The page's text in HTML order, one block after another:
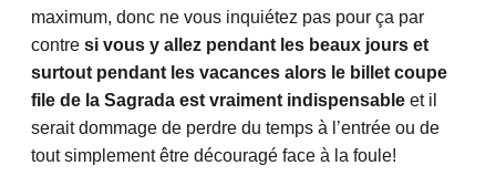
maximum, donc ne vous inquiétez pas pour ça par
contre si vous y allez pendant les beaux jours et
surtout pendant les vacances alors le billet coupe
file de la Sagrada est vraiment indispensable et il
serait dommage de perdre du temps à l’entrée ou de
tout simplement être découragé face à la foule!